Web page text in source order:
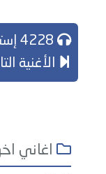
الأغنية
اغاني